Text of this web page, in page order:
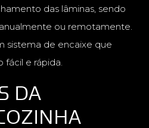
das lâminas, sendo
ou remotamente.
sistema de encaixe que
fácil e rápida.
DA